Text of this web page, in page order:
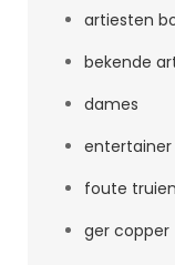
artiesten
bekende
dames
foute truien
ger copper